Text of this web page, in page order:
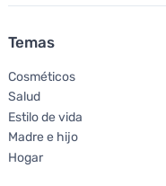
Temas
Cosméticos
Salud
Estilo de vida
Madre e hijo
Hogar